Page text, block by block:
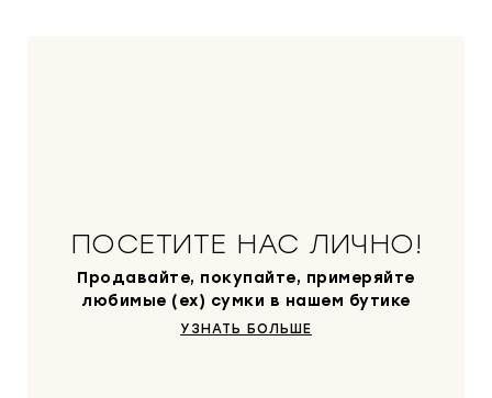
ПОСЕТИТЕ НАС ЛИЧНО!
Продавайте, покупайте, примеряйте
любимые (ex) сумки в нашем бутике
УЗНАТЬ БОЛЬШЕ